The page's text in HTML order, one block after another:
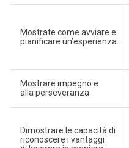
Mostrate come avviare e
pianificare un’esperienza.
Mostrare impegno e
alla perseveranza
Dimostrare le capacità di
riconoscere i vantaggi